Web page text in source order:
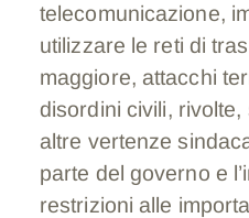
telecomunicazione,
utilizzare le reti di
maggiore, attacchi
disordini civili,
altre vertenze
parte del governo e
restrizioni alle